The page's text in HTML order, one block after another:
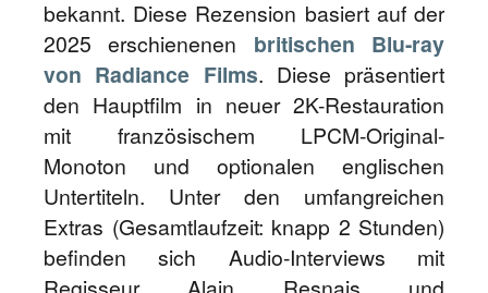
bekannt. Diese Rezension basiert auf der
2025 erschienenen britischen Blu-ray
von Radiance Films. Diese präsentiert
den Hauptfilm in neuer 2K-Restauration
mit französischem LPCM-Original-
Monoton und optionalen englischen
Untertiteln. Unter den umfangreichen
Extras (Gesamtlaufzeit: knapp 2 Stunden)
befinden sich Audio-Interviews mit